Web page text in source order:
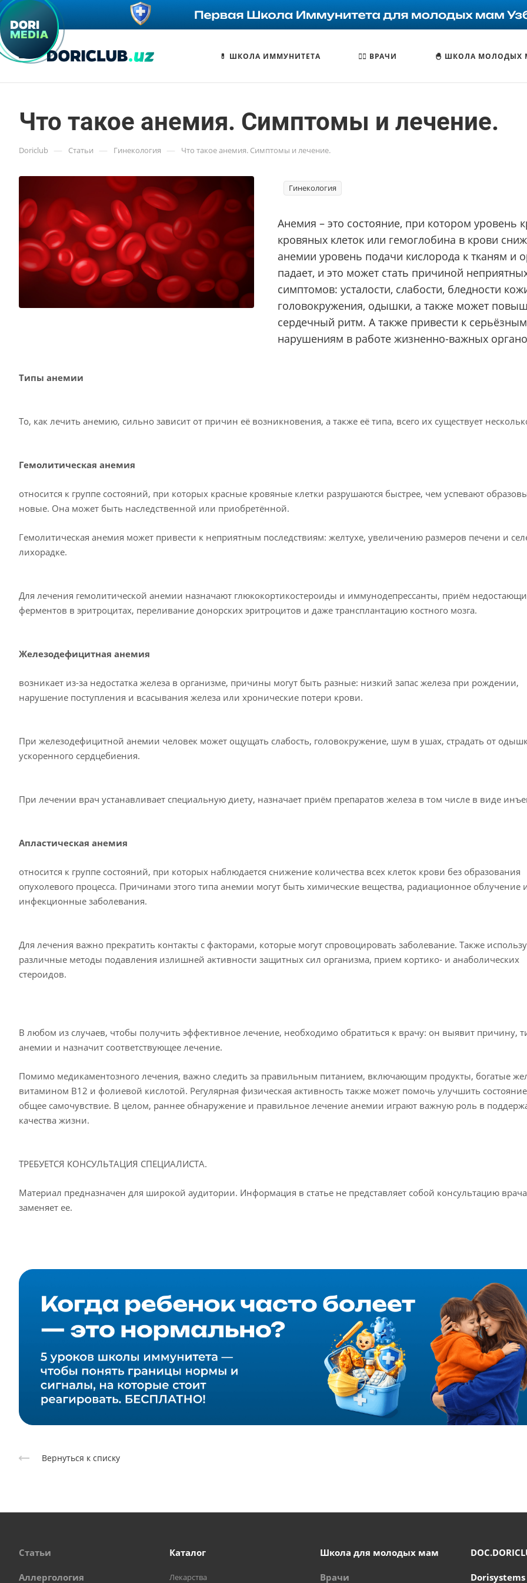
💊 ШКОЛА ИММУНИТЕТА 🧑‍⚕️ ВРАЧИ 🐣 ШКОЛА МОЛОДЫХ
Что такое анемия. Симптомы и лечение.
Doriclub — Статьи — Гинекология — Что такое анемия. Симптомы и лечение.
Гинекология
Анемия – это состояние, при котором уровень
кровяных клеток или гемоглобина в крови
анемии уровень подачи кислорода к тканям и
падает, и это может стать причиной
симптомов: усталости, слабости, бледности
головокружения, одышки, а также может
сердечный ритм. А также привести к серьёзным
нарушениям в работе жизненно-важных
Типы анемии
То, как лечить анемию, сильно зависит от причин её возникновения, а также её типа, всего их существует
Гемолитическая анемия
относится к группе состояний, при которых красные кровяные клетки разрушаются быстрее, чем успевают
новые. Она может быть наследственной или приобретённой.
Гемолитическая анемия может привести к неприятным последствиям: желтухе, увеличению размеров печени и
лихорадке.
Для лечения гемолитической анемии назначают глюкокортикостероиды и иммунодепрессанты, приём
ферментов в эритроцитах, переливание донорских эритроцитов и даже трансплантацию костного мозга.
Железодефицитная анемия
возникает из-за недостатка железа в организме, причины могут быть разные: низкий запас железа при рождении,
нарушение поступления и всасывания железа или хронические потери крови.
При железодефицитной анемии человек может ощущать слабость, головокружение, шум в ушах, страдать от
ускоренного сердцебиения.
При лечении врач устанавливает специальную диету, назначает приём препаратов железа в том числе в виде
Апластическая анемия
относится к группе состояний, при которых наблюдается снижение количества всех клеток крови без образования
опухолевого процесса. Причинами этого типа анемии могут быть химические вещества, радиационное облучение
инфекционные заболевания.
Для лечения важно прекратить контакты с факторами, которые могут спровоцировать заболевание. Также
различные методы подавления излишней активности защитных сил организма, прием кортико- и анаболических
стероидов.
В любом из случаев, чтобы получить эффективное лечение, необходимо обратиться к врачу: он выявит причину,
анемии и назначит соответствующее лечение.
Помимо медикаментозного лечения, важно следить за правильным питанием, включающим продукты, богатые
витамином В12 и фолиевой кислотой. Регулярная физическая активность также может помочь улучшить
общее самочувствие. В целом, раннее обнаружение и правильное лечение анемии играют важную роль в
качества жизни.
ТРЕБУЕТСЯ КОНСУЛЬТАЦИЯ СПЕЦИАЛИСТА.
Материал предназначен для широкой аудитории. Информация в статье не представляет собой консультацию
заменяет ее.
Вернуться к списку
Статьи
Аллергология
Каталог
Лекарства
Школа для молодых мам
Врачи Dorisystems